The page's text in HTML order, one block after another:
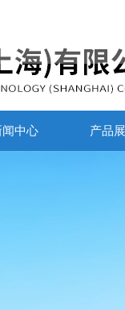
闻中心 产品